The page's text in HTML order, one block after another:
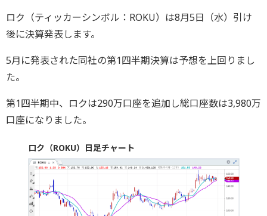
ロク（ティッカーシンボル：ROKU）は8月5日（水）引け
後に決算発表します。
5月に発表された同社の第1四半期決算は予想を上回りまし
た。
第1四半期中、ロクは290万口座を追加し総口座数は3,980万
口座になりました。
ロク（ROKU）日足チャート